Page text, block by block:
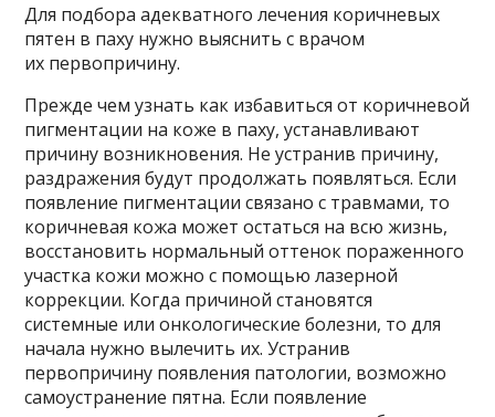
Для подбора адекватного лечения коричневых
пятен в паху нужно выяснить с врачом
их первопричину.
Прежде чем узнать как избавиться от коричневой
пигментации на коже в паху, устанавливают
причину возникновения. Не устранив причину,
раздражения будут продолжать появляться. Если
появление пигментации связано с травмами, то
коричневая кожа может остаться на всю жизнь,
восстановить нормальный оттенок пораженного
участка кожи можно с помощью лазерной
коррекции. Когда причиной становятся
системные или онкологические болезни, то для
начала нужно вылечить их. Устранив
первопричину появления патологии, возможно
самоустранение пятна. Если появление